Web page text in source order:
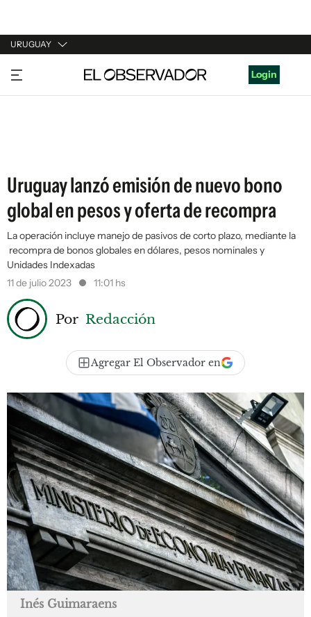
URUGUAY
URUGUAY
ARGENTINA
Login
Uruguay lanzó emisión de nuevo bono
global en pesos y oferta de recompra
La operación incluye manejo de pasivos de corto plazo, mediante la
recompra de bonos globales en dólares, pesos nominales y
Unidades Indexadas
11 de julio 2023
11:01 hs
Por Redacción
Agregar El Observador en
Inés Guimaraens